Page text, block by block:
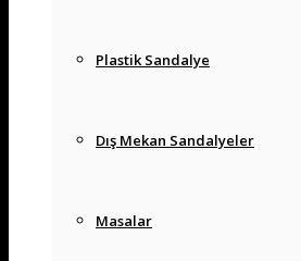
Plastik Sandalye
Dış Mekan Sandalyeler
Masalar